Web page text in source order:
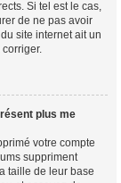
Si tel est le cas,
de ne pas avoir
site internet ait un
plus me
votre compte
suppriment
taille de leur base